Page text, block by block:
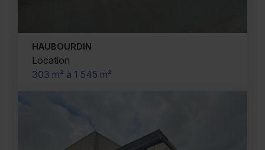
HAUBOURDIN
Location
303 m² à 1 545 m²